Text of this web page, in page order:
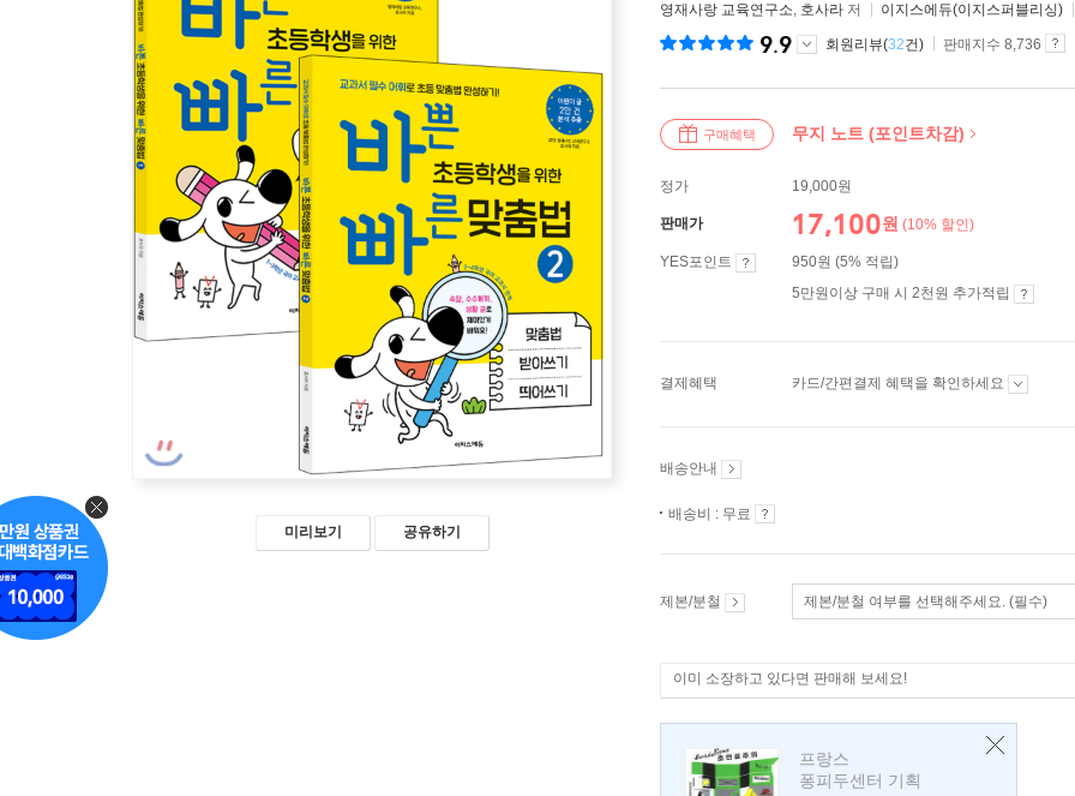
미리보기 공유하기
영재사랑 교육연구소, 호사라 저 이지스에듀(이지스퍼블리싱)
9.9 회원리뷰(32건) 판매지수 8,736
구매혜택 무지 노트 (포인트차감)
정가 19,000원
판매가 17,100원 (10% 할인)
YES포인트
950원 (5% 적립)
5만원이상 구매 시 2천원 추가적립
결제혜택 카드/간편결제 혜택을 확인하세요
배송안내
배송비 : 무료
제본/분철 제본/분철 여부를 선택해주세요. (필수)
이미 소장하고 있다면 판매해 보세요!
프랑스
퐁피두센터 기획